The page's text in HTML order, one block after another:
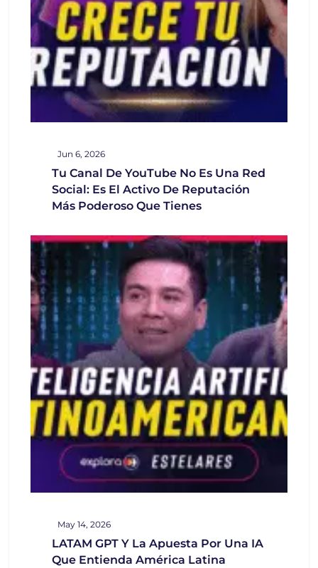
Jun 6, 2026
Tu Canal De YouTube No Es Una Red
Social: Es El Activo De Reputación
Más Poderoso Que Tienes
May 14, 2026
LATAM GPT Y La Apuesta Por Una IA
Que Entienda América Latina